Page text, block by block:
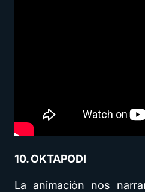
10. OKTAPODI
La animación nos